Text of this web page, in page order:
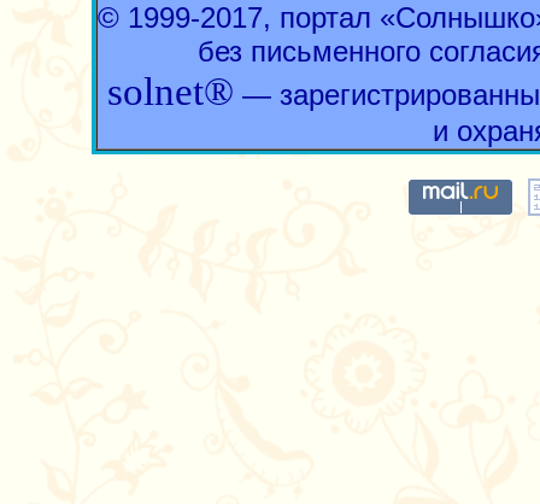
© 1999-2017, портал
без письменного
solnet® —
и